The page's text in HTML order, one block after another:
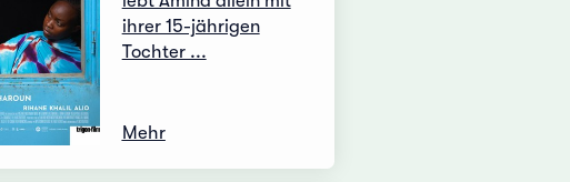
ihrer 15-jährigen
Tochter ...
Mehr